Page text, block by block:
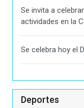
Se invita a
actividades en la
Se celebra hoy el
Deportes